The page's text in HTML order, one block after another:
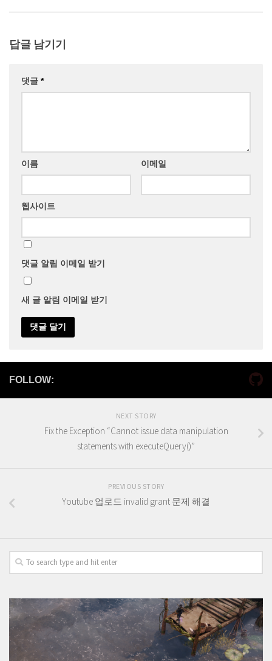
답글 남기기
댓글 *
이름 이메일
웹사이트
댓글 알림 이메일 받기
새 글 알림 이메일 받기
FOLLOW:
NEXT STORY
Fix the Exception “Cannot issue data manipulation
statements with executeQuery()”
PREVIOUS STORY
Youtube 업로드 invalid grant 문제 해결